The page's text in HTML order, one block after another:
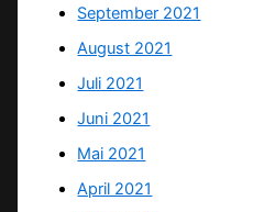
September 2021
August 2021
Juli 2021
Juni 2021
Mai 2021
April 2021